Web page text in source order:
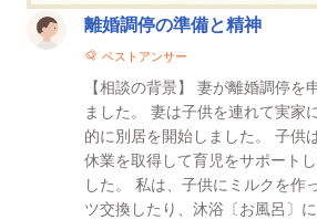
離婚調停の準備と精神
ベストアンサー
【相談の背景】 妻が離婚調停を
ました。 妻は子供を連れて実家
的に別居を開始しました。 子供は１歳の双子で、育児
休業を取得して育児をサポート
した。 私は、子供にミルクを作って飲ませたり、オム
ツ交換したり、沐浴〔お風呂〕